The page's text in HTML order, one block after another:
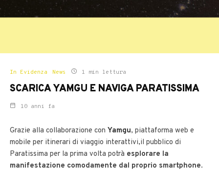
In Evidenza News 1 min lettura
SCARICA YAMGU E NAVIGA PARATISSIMA
10 anni fa
Grazie alla collaborazione con Yamgu, piattaforma web e
mobile per itinerari di viaggio interattivi,il pubblico di
Paratissima per la prima volta potrà esplorare la
manifestazione comodamente dal proprio smartphone.